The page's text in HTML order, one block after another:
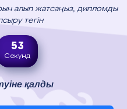
алып жатсаңыз, дипломды
тегін
52
Секунд
қалды